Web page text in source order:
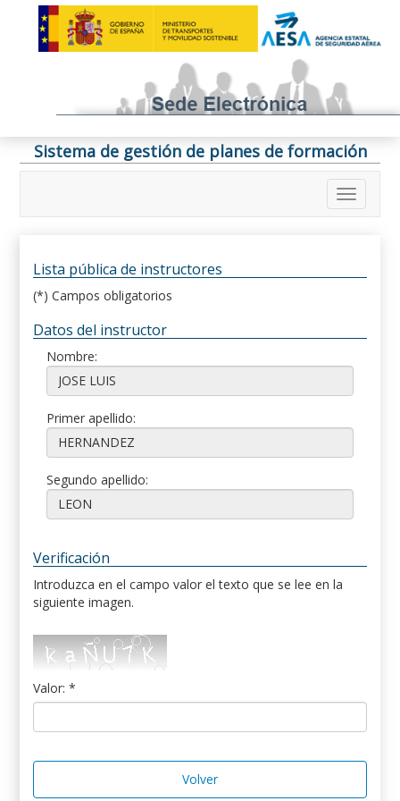
Sistema de gestión de planes de formación
Lista pública de instructores
(*) Campos obligatorios
Datos del instructor
Nombre:
Primer apellido:
Segundo apellido:
Verificación
Introduzca en el campo valor el texto que se lee en la
siguiente imagen.
Valor: *
Volver